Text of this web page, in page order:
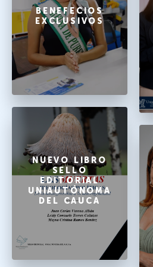
BENEFECIOS
EXCLUSIVOS
NUEVO LIBRO
SELLO
EDITORIAL
UNIAUTÓNOMA
DEL CAUCA